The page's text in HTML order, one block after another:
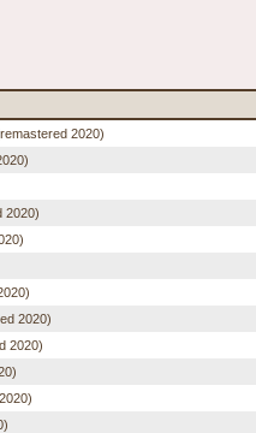
2020)
2020)
2020)
2020)